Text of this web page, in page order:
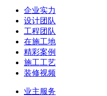
企业实力
设计团队
工程团队
在施工地
精彩案例
施工工艺
装修视频
业主服务